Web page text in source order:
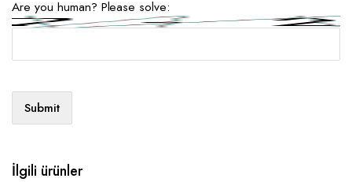
Are you human? Please solve:
İlgili ürünler